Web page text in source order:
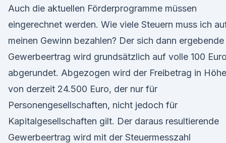
Auch die aktuellen Förderprogramme müssen
eingerechnet werden. Wie viele Steuern muss ich
meinen Gewinn bezahlen? Der sich dann ergebende
Gewerbeertrag wird grundsätzlich auf volle 100 Euro
abgerundet. Abgezogen wird der Freibetrag in Höhe
von derzeit 24.500 Euro, der nur für
Personengesellschaften, nicht jedoch für
Kapitalgesellschaften gilt. Der daraus resultierende
Gewerbeertrag wird mit der Steuermesszahl